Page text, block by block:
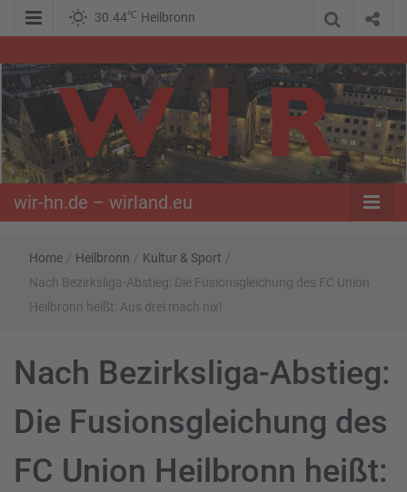
30.44℃ Heilbronn
wir-hn.de –
wirland.eu
wir-hn.de – wirland.eu
Home / Heilbronn / Kultur & Sport /
Nach Bezirksliga-Abstieg: Die Fusionsgleichung des FC Union
Heilbronn heißt: Aus drei mach nix!
Nach Bezirksliga-Abstieg:
Die Fusionsgleichung des
FC Union Heilbronn heißt: